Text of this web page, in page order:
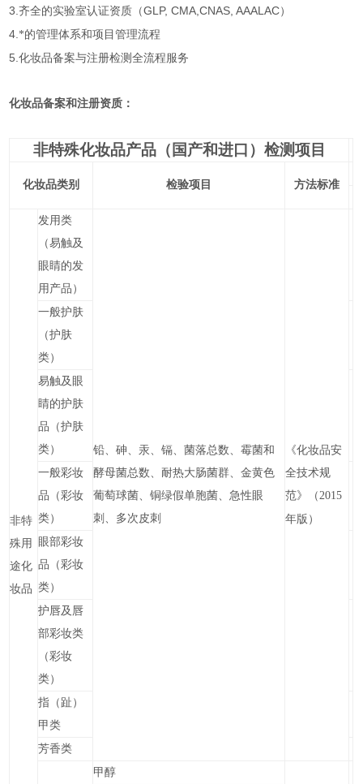
3.齐全的实验室认证资质（GLP, CMA,CNAS, AAALAC）
4. *的管理体系和项目管理流程
5.化妆品备案与注册检测全流程服务
化妆品备案和注册资质：
非特殊化妆品产品（国产和进口）检测项目
化妆品类别 检验项目 方法标准
非特
殊用
途化
妆品
发用类
（易触及
眼睛的发
用产品）
铅、砷、汞、镉、菌落总数、霉菌和
酵母菌总数、耐热大肠菌群、金黄色
葡萄球菌、铜绿假单胞菌、急性眼
刺、多次皮刺
《化妆品安
全技术规
范》（2015
年版）
一般护肤
（护肤
类）
易触及眼
睛的护肤
品（护肤
类）
一般彩妆
品（彩妆
类）
眼部彩妆
品（彩妆
类）
护唇及唇
部彩妆类
（彩妆
类）
指（趾）
甲类
芳香类
甲醇